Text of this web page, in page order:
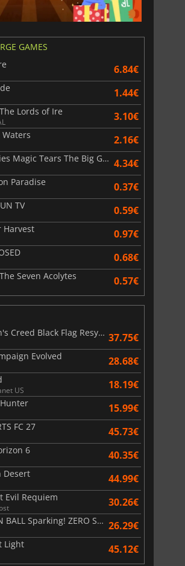
€ 15.48
GAMES
6.84€
1.44€
Lords of Ire 3.10€
2.16€
Cry Babies Magic Tears The Big Game 4.34€
Paradise 0.37€
TV 0.59€
Harvest 0.97€
0.68€
Seven Acolytes 0.57€
Assassin's Creed Black Flag Resynced 37.75€
Evolved 28.68€
US 18.19€
15.99€
FC 27 45.73€
6 40.35€
Desert 44.99€
Evil Requiem 30.26€
DRAGON BALL Sparking! ZERO Super Limit Breaking NEO 26.29€
Light 45.12€